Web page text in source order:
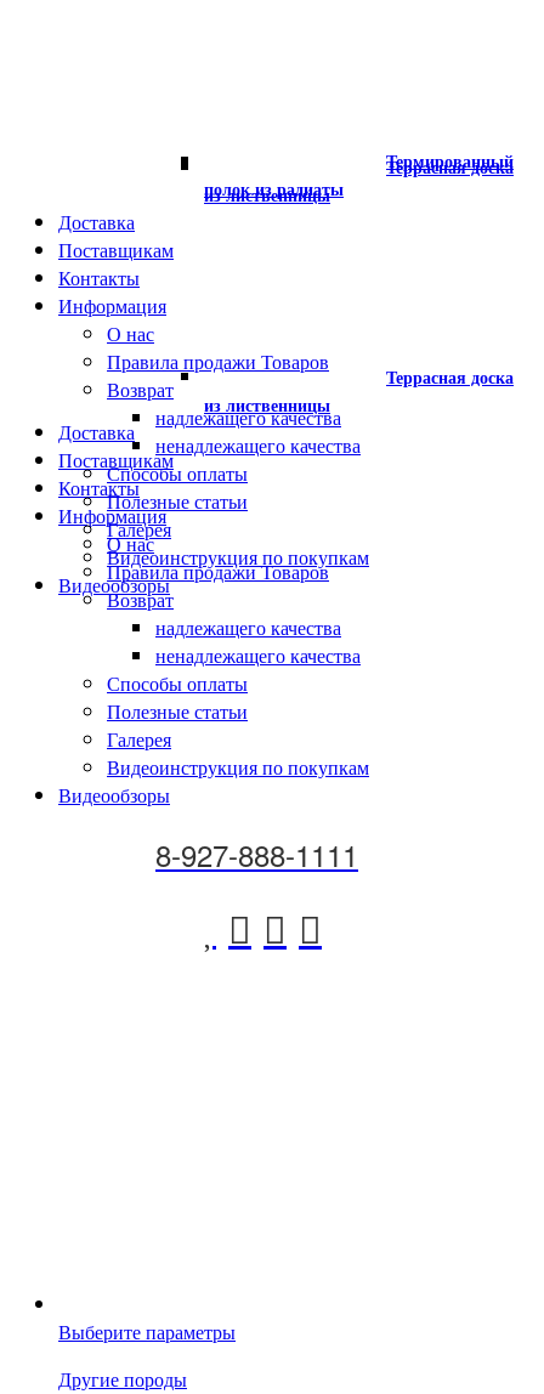
Термированный
полок из радиаты
Террасная доска
из лиственницы
Доставка
Поставщикам
Контакты
Информация
О нас
Правила продажи Товаров
Возврат
надлежащего качества
ненадлежащего качества
Способы оплаты
Полезные статьи
Галерея
Видеоинструкция по покупкам
Видеообзоры
8-927-888-1111
  
Террасная доска
из лиственницы
Доставка
Поставщикам
Контакты
Информация
О нас
Правила продажи Товаров
Возврат
надлежащего качества
ненадлежащего качества
Способы оплаты
Полезные статьи
Галерея
Видеоинструкция по покупкам
Видеообзоры
Выберите параметры
Другие породы